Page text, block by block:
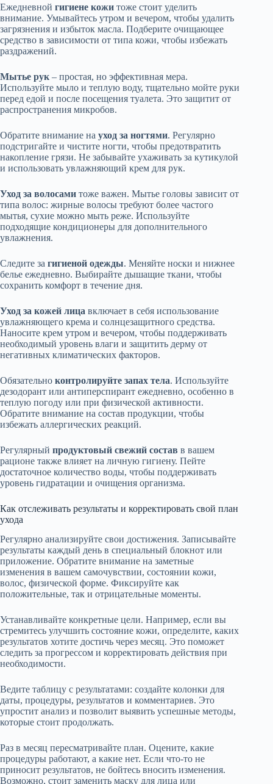
Ежедневной гигиене кожи тоже стоит уделить
внимание. Умывайтесь утром и вечером, чтобы удалить
загрязнения и избыток масла. Подберите очищающее
средство в зависимости от типа кожи, чтобы избежать
раздражений.
Мытье рук – простая, но эффективная мера.
Используйте мыло и теплую воду, тщательно мойте руки
перед едой и после посещения туалета. Это защитит от
распространения микробов.
Обратите внимание на уход за ногтями. Регулярно
подстригайте и чистите ногти, чтобы предотвратить
накопление грязи. Не забывайте ухаживать за кутикулой
и использовать увлажняющий крем для рук.
Уход за волосами тоже важен. Мытье головы зависит от
типа волос: жирные волосы требуют более частого
мытья, сухие можно мыть реже. Используйте
подходящие кондиционеры для дополнительного
увлажнения.
Следите за гигиеной одежды. Меняйте носки и нижнее
белье ежедневно. Выбирайте дышащие ткани, чтобы
сохранить комфорт в течение дня.
Уход за кожей лица включает в себя использование
увлажняющего крема и солнцезащитного средства.
Наносите крем утром и вечером, чтобы поддерживать
необходимый уровень влаги и защитить дерму от
негативных климатических факторов.
Обязательно контролируйте запах тела. Используйте
дезодорант или антиперспирант ежедневно, особенно в
теплую погоду или при физической активности.
Обратите внимание на состав продукции, чтобы
избежать аллергических реакций.
Регулярный продуктовый свежий состав в вашем
рационе также влияет на личную гигиену. Пейте
достаточное количество воды, чтобы поддерживать
уровень гидратации и очищения организма.
Как отслеживать результаты и корректировать свой план
ухода
Регулярно анализируйте свои достижения. Записывайте
результаты каждый день в специальный блокнот или
приложение. Обратите внимание на заметные
изменения в вашем самочувствии, состоянии кожи,
волос, физической форме. Фиксируйте как
положительные, так и отрицательные моменты.
Устанавливайте конкретные цели. Например, если вы
стремитесь улучшить состояние кожи, определите, каких
результатов хотите достичь через месяц. Это поможет
следить за прогрессом и корректировать действия при
необходимости.
Ведите таблицу с результатами: создайте колонки для
даты, процедуры, результатов и комментариев. Это
упростит анализ и позволит выявить успешные методы,
которые стоит продолжать.
Раз в месяц пересматривайте план. Оцените, какие
процедуры работают, а какие нет. Если что-то не
приносит результатов, не бойтесь вносить изменения.
Возможно, стоит заменить маску для лица или